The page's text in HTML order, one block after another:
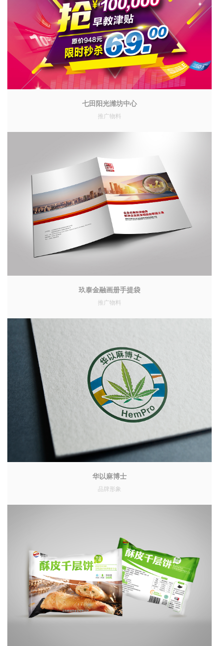
七田阳光潍坊中心
推广物料
玖泰金融画册手提袋
推广物料
华以麻博士
品牌形象